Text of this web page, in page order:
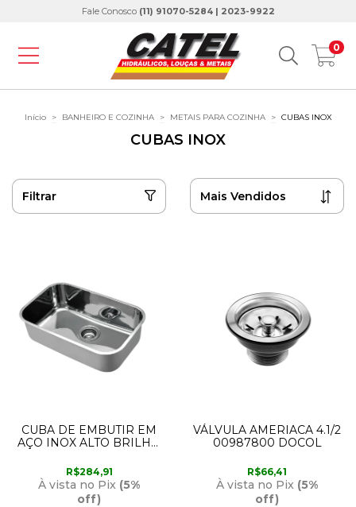
Fale Conosco (11) 91070-5284 | 2023-9922
0
Início > BANHEIRO E COZINHA > METAIS PARA COZINHA > CUBAS INOX
CUBAS INOX
Filtrar
CUBA DE EMBUTIR EM
AÇO INOX ALTO BRILHO
INVICTA 016993CH
DOCOL
R$284,91
À vista no Pix (5%
off)
VÁLVULA AMERIACA 4.1/2
00987800 DOCOL
R$66,41
À vista no Pix (5%
off)